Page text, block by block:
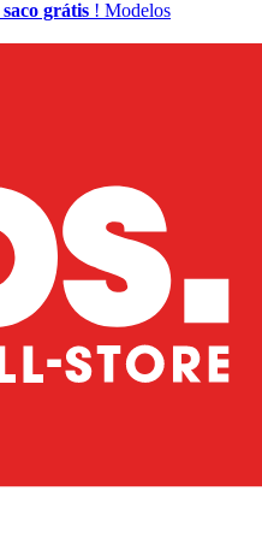
saco grátis ! Modelos